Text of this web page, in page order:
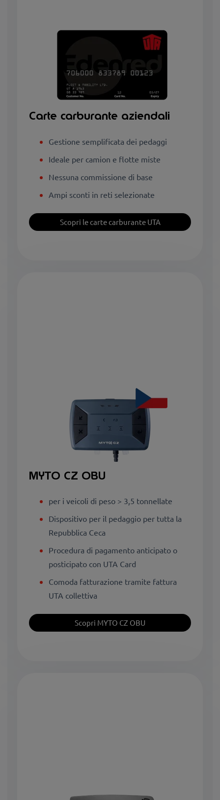
Carte carburante aziendali
Gestione semplificata dei pedaggi
Ideale per camion e flotte miste
Nessuna commissione di base
Ampi sconti in reti selezionate
Scopri le carte carburante UTA
MYTO CZ OBU
per i veicoli di peso > 3,5 tonnellate
Dispositivo per il pedaggio per tutta la
Repubblica Ceca
Procedura di pagamento anticipato o
posticipato con UTA Card
Comoda fatturazione tramite fattura
UTA collettiva
Scopri MYTO CZ OBU